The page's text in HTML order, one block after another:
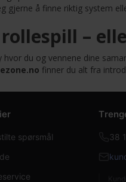
gjerne å finne riktig system
–
hvor du og vennene dine
finner du alt fra
spørsmål
38